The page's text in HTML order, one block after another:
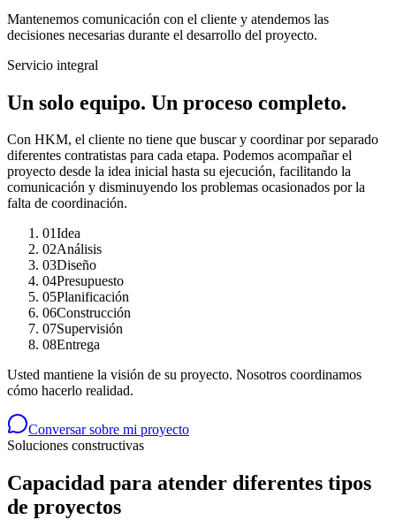
Mantenemos comunicación con el cliente y atendemos las
decisiones necesarias durante el desarrollo del proyecto.
Servicio integral
Un solo equipo. Un proceso completo.
Con HKM, el cliente no tiene que buscar y coordinar por separado
diferentes contratistas para cada etapa. Podemos acompañar el
proyecto desde la idea inicial hasta su ejecución, facilitando la
comunicación y disminuyendo los problemas ocasionados por la
falta de coordinación.
01Idea
02Análisis
03Diseño
04Presupuesto
05Planificación
06Construcción
07Supervisión
08Entrega
Usted mantiene la visión de su proyecto. Nosotros coordinamos
cómo hacerlo realidad.
Conversar sobre mi proyecto
Soluciones constructivas
Capacidad para atender diferentes tipos
de proyectos